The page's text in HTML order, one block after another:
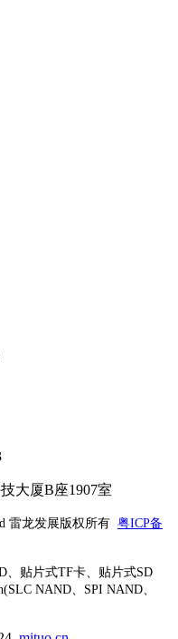
大厦B座1907室
雷龙发展版权所有 粤ICP备
、贴片式TF卡、贴片式SD
NAND、SPI NAND、